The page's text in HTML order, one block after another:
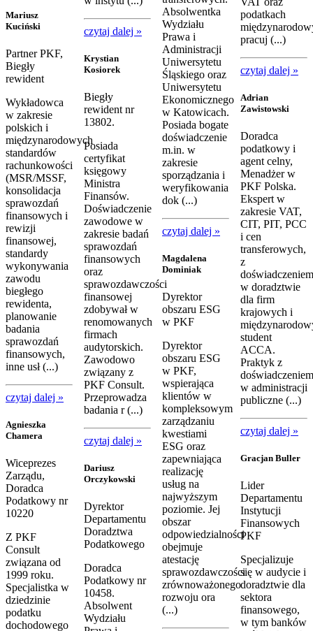
Mariusz
Kuciński
Partner PKF,
Biegły
rewident
Wykładowca
w zakresie
polskich i
międzynarodowych
standardów
rachunkowości
(MSR/MSSF,
konsolidacja
sprawozdań
finansowych i
rewizji
finansowej,
standardy
wykonywania
zawodu
biegłego
rewidenta,
planowanie
badania
sprawozdań
finansowych,
inne usł (...)
czytaj dalej »
Agnieszka
Chamera
Wiceprezes
Zarządu,
Doradca
Podatkowy nr
10220
Z PKF
Consult
związana od
1999 roku.
Specjalistka w
dziedzinie
podatku
dochodowego
czytaj dalej »
Krystian
Kosiorek
Biegły
rewident nr
13802.
Posiada
certyfikat
księgowy
Ministra
Finansów.
Doświadczenie
zawodowe w
zakresie badań
sprawozdań
finansowych
oraz
sprawozdawczości
finansowej
zdobywał w
renomowanych
firmach
audytorskich.
Zawodowo
związany z
PKF Consult.
Przeprowadza
badania r (...)
czytaj dalej »
Dariusz
Orczykowski
Dyrektor
Departamentu
Doradztwa
Podatkowego
Doradca
Podatkowy nr
10458.
Absolwent
Wydziału
Absolwentka
Wydziału
Prawa i
Administracji
Uniwersytetu
Śląskiego oraz
Uniwersytetu
Ekonomicznego
w Katowicach.
Posiada bogate
doświadczenie
m.in. w
zakresie
sporządzania i
weryfikowania
dok (...)
czytaj dalej »
Magdalena
Dominiak
Dyrektor
obszaru ESG
w PKF
Dyrektor
obszaru ESG
w PKF,
wspierająca
klientów w
kompleksowym
zarządzaniu
kwestiami
ESG oraz
zapewniająca
realizację
usług na
najwyższym
poziomie. Jej
obszar
odpowiedzialności
obejmuje
atestację
sprawozdawczości
zrównoważonego
rozwoju ora
(...)
podatkach
pracuj (...)
czytaj dalej »
Adrian
Zawistowski
Doradca
podatkowy i
agent celny,
Menadżer w
PKF Polska.
Ekspert w
zakresie VAT,
CIT, PIT, PCC
i cen
transferowych,
z
doświadczeniem
w doradztwie
dla firm
krajowych i
student
ACCA.
Praktyk z
doświadczeniem
w administracji
publiczne (...)
czytaj dalej »
Gracjan Buller
Lider
Departamentu
Instytucji
Finansowych
PKF
Specjalizuje
się w audycie i
doradztwie dla
sektora
finansowego,
w tym banków